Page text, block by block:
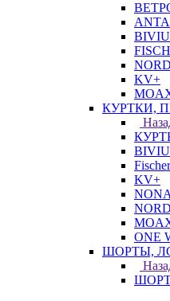
ANTA
KV+
КУРТКИ,
Fischer
KV+
ONE
ШОРТЫ,